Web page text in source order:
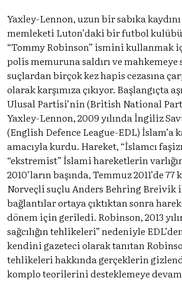
Yaxley-Lennon, uzun bir sabıka
memleketi Luton’daki bir futbol
“Tommy Robinson” ismini kullanmak
polis memuruna saldırı ve mahkemeye
suçlardan birçok kez hapis cezasına
olarak karşımıza çıkıyor. Başlangıçta
Ulusal Partisi’nin (British National
Yaxley-Lennon, 2009 yılında İngiliz
(English Defence League-EDL) İslam’a
amacıyla kurdu. Hareket, “İslamcı
“ekstremist” İslami hareketlerin
2010’ların başında, Temmuz 2011’de
Norveçli suçlu Anders Behring Breivik
bağlantılar ortaya çıktıktan sonra
dönem için geriledi. Robinson, 2013
sağcılığın tehlikeleri” nedeniyle
kendini gazeteci olarak tanıtan
tehlikeleri hakkında gerçeklerin
komplo teorilerini desteklemeye